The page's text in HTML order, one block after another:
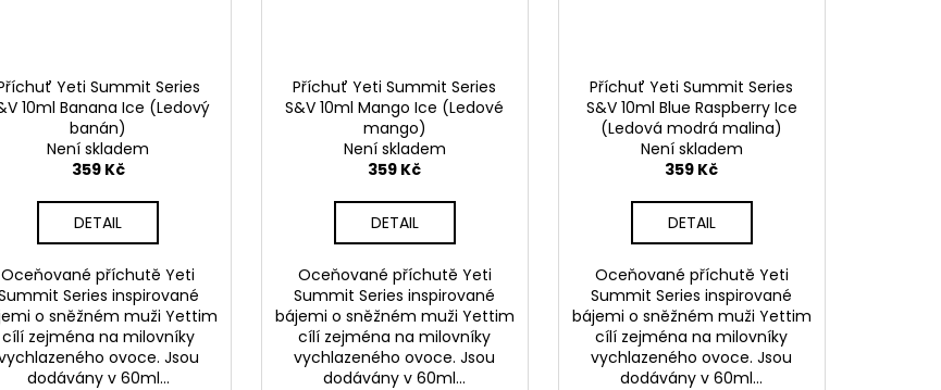
Yeti Summit Series
10ml Banana Ice (Ledový
banán)
Není skladem
359 Kč
DETAIL
Oceňované příchutě Yeti
Series inspirované
o sněžném muži Yettim
cílí zejména na milovníky
ovoce. Jsou
dodávány v 60ml...
Příchuť Yeti Summit Series
S&V 10ml Mango Ice (Ledové
mango)
Není skladem
359 Kč
DETAIL
Oceňované příchutě Yeti
Summit Series inspirované
bájemi o sněžném muži Yettim
cílí zejména na milovníky
vychlazeného ovoce. Jsou
dodávány v 60ml...
Příchuť Yeti Summit Series
S&V 10ml Blue Raspberry Ice
(Ledová modrá malina)
Není skladem
359 Kč
DETAIL
Oceňované příchutě Yeti
Summit Series inspirované
bájemi o sněžném muži Yettim
cílí zejména na milovníky
vychlazeného ovoce. Jsou
dodávány v 60ml...